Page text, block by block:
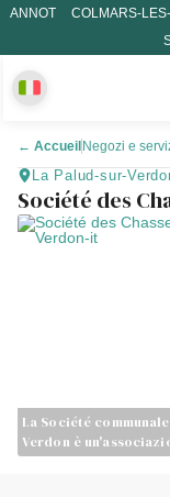
ANNOT COLMARS-
← Accueil Negozi e
La Palud-sur-
Société des
La Société
Verdon è